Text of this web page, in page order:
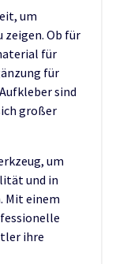
um
Ob für
für
für
sind
großer
um
und in
Mit einem
ihre